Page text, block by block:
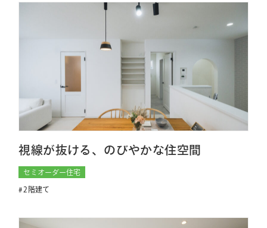
視線が抜ける、のびやかな住空間
セミオーダー住宅
2階建て